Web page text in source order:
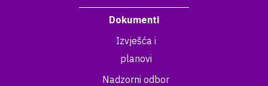
Dokumenti
Izvješća i
planovi
Nadzorni odbor